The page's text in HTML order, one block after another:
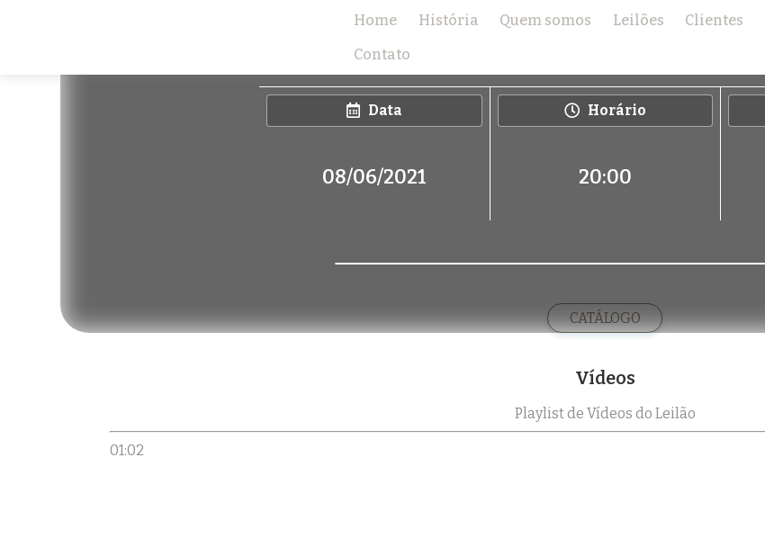
Home História Quem somos Leilões Clientes
Contato
Data
08/06/2021
Horário
20:00
CATÁLOGO
Vídeos
Playlist de Vídeos do Leilão
01:02